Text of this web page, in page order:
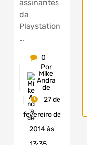
assinantes
da
Playstation
…
0
Por
Mike
Andra
de
27 de
fevereiro de
2014 às